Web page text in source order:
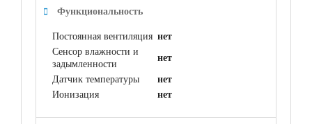
Функциональность
Постоянная вентиляция нет
Сенсор влажности и
задымленности
нет
Датчик температуры
нет
Ионизация
нет